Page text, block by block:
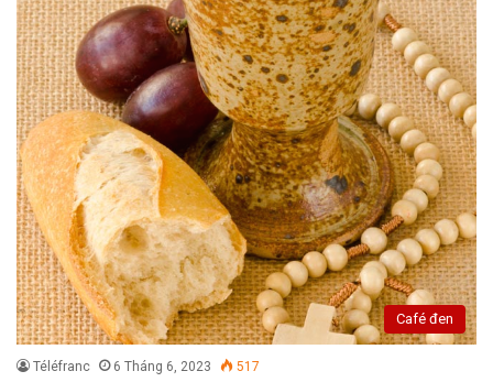
Café đen
Téléfranc 6 Tháng 6, 2023 517